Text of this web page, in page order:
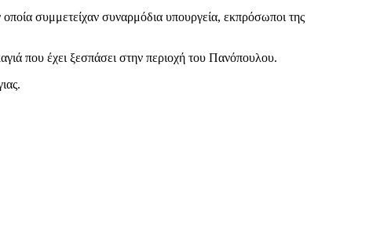
συμμετείχαν συναρμόδια υπουργεία, εκπρόσωποι της
που έχει ξεσπάσει στην περιοχή του Πανόπουλου.